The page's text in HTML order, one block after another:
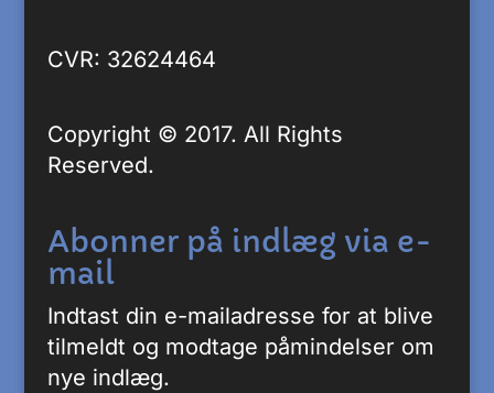
CVR: 32624464
Copyright © 2017. All Rights
Reserved.
Abonner på indlæg via e-
mail
Indtast din e-mailadresse for at blive
tilmeldt og modtage påmindelser om
nye indlæg.